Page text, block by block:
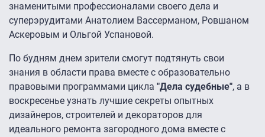
знаменитыми профессионалами своего дела и
суперэрудитами Анатолием Вассерманом, Ровшаном
Аскеровым и Ольгой Успановой.
По будням днем зрители смогут подтянуть свои
знания в области права вместе с образовательно
правовыми программами цикла "Дела судебные", а в
воскресенье узнать лучшие секреты опытных
дизайнеров, строителей и декораторов для
идеального ремонта загородного дома вместе с